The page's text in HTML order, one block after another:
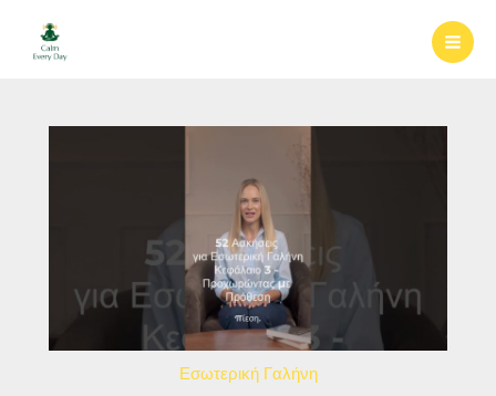
περιεχόμενο
Εσωτερική Γαλήνη